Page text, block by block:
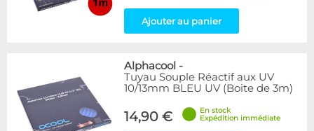
Ajouter au panier
Alphacool -
Tuyau Souple Réactif aux UV
10/13mm BLEU UV (Boite de 3m)
14,90 €
En stock
Expédition immédiate